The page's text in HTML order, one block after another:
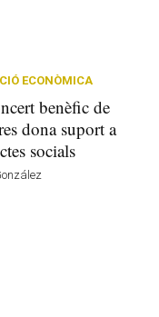
ECONÒMICA
benèfic de
dona suport a
socials